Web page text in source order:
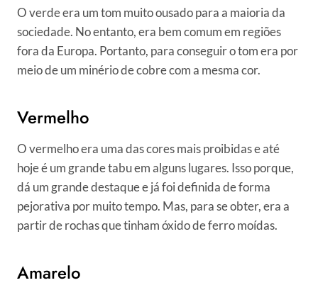
O verde era um tom muito ousado para a maioria da
sociedade. No entanto, era bem comum em regiões
fora da Europa. Portanto, para conseguir o tom era por
meio de um minério de cobre com a mesma cor.
Vermelho
O vermelho era uma das cores mais proibidas e até
hoje é um grande tabu em alguns lugares. Isso porque,
dá um grande destaque e já foi definida de forma
pejorativa por muito tempo. Mas, para se obter, era a
partir de rochas que tinham óxido de ferro moídas.
Amarelo